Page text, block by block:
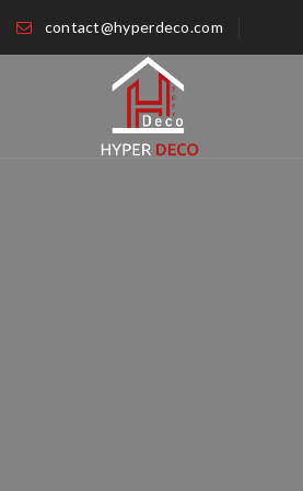
contact@hyperdeco.com